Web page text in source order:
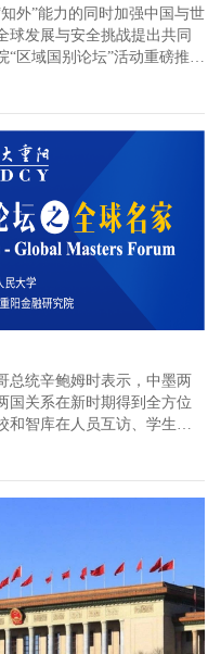
外”能力的同时加强中国与世
球发展与安全挑战提出共同
“区域国别论坛”活动重磅推
就双边关系与合作、区域和
总统辛鲍姆时表示，中墨两
国关系在新时期得到全方位
智库在人员互访、学生交
，为增进两国教育文化和
景下，人大重阳区域国别